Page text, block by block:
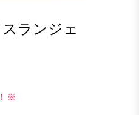
ランジェ
※